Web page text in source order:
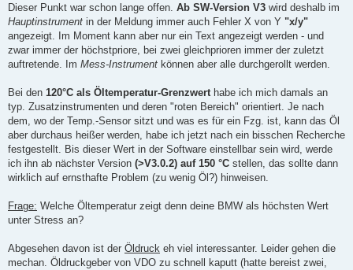
Dieser Punkt war schon lange offen. Ab SW-Version V3 wird deshalb im
Hauptinstrument in der Meldung immer auch Fehler X von Y "x/y"
angezeigt. Im Moment kann aber nur ein Text angezeigt werden - und
zwar immer der höchstpriore, bei zwei gleichprioren immer der zuletzt
auftretende. Im Mess-Instrument können aber alle durchgerollt werden.
Bei den 120°C als Öltemperatur-Grenzwerthabe ich mich damals an
typ. Zusatzinstrumenten und deren "roten Bereich" orientiert. Je nach
dem, wo der Temp.-Sensor sitzt und was es für ein Fzg. ist, kann das Öl
aber durchaus heißer werden, habe ich jetzt nach ein bisschen Recherche
festgestellt. Bis dieser Wert in der Software einstellbar sein wird, werde
ich ihn ab nächster Version (>V3.0.2) auf 150 °C stellen, das sollte dann
wirklich auf ernsthafte Problem (zu wenig Öl?) hinweisen.
Frage: Welche Öltemperatur zeigt denn deine BMW als höchsten Wert
unter Stress an?
Abgesehen davon ist der Öldruck eh viel interessanter. Leider gehen die
mechan. Öldruckgeber von VDO zu schnell kaputt (hatte bereist zwei,